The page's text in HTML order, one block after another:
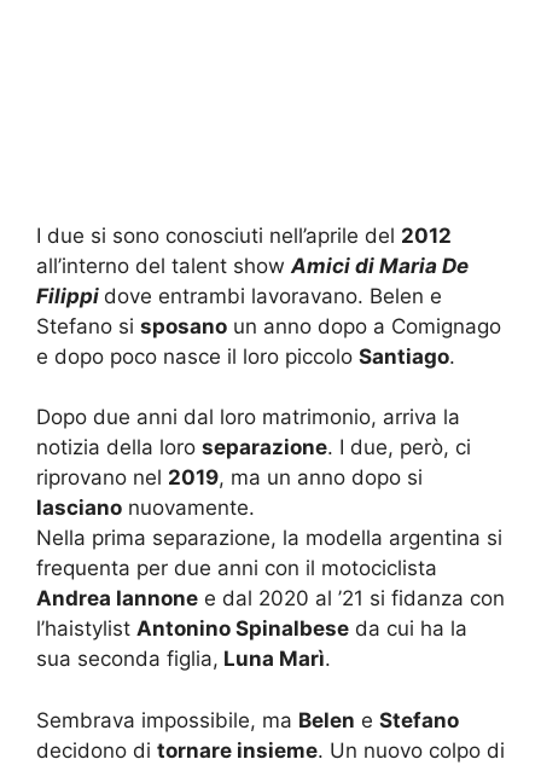
I due si sono conosciuti nell’aprile del 2012
all’interno del talent show Amici di Maria De
Filippi dove entrambi lavoravano. Belen e
Stefano si sposano un anno dopo a Comignago
e dopo poco nasce il loro piccolo Santiago.
Dopo due anni dal loro matrimonio, arriva la
notizia della loro separazione. I due, però, ci
riprovano nel 2019, ma un anno dopo si
lasciano nuovamente.
Nella prima separazione, la modella argentina si
frequenta per due anni con il motociclista
Andrea Iannone e dal 2020 al ’21 si fidanza con
l’haistylist Antonino Spinalbese da cui ha la
sua seconda figlia, Luna Marì.
Sembrava impossibile, ma Belen e Stefano
decidono di tornare insieme. Un nuovo colpo di